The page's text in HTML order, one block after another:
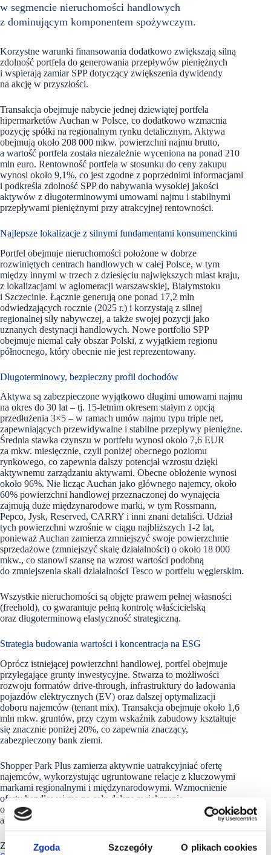
Zgoda Szczegóły O plikach cookies
w segmencie nieruchomości handlowych
z dominującym komponentem spożywczym.
Korzystne warunki finansowania dodatkowo zwiększają silną
zdolność portfela do generowania przepływów pieniężnych
i wspierają zamiar SPP dotyczący zwiększenia dywidendy
na akcję w przyszłości.
Transakcja obejmuje nabycie jednej dziewiątej portfela
hipermarketów Auchan w Polsce, co dodatkowo wzmacnia
pozycję spółki na regionalnym rynku detalicznym. Aktywa
obejmują około 208 000 mkw. powierzchni najmu brutto,
a wartość portfela została niezależnie wyceniona na ponad 210
mln euro. Rentowność portfela w stosunku do ceny zakupu
wynosi około 9,1%, co jest zgodne z poprzednimi informacjami
i podkreśla zdolność SPP do nabywania wysokiej jakości
aktywów z długoterminowymi umowami najmu i stabilnymi
przepływami pieniężnymi przy atrakcyjnej rentowności.
Najlepsze lokalizacje z silnymi fundamentami konsumenckimi
Portfel obejmuje nieruchomości położone w dobrze
rozwiniętych centrach handlowych w całej Polsce, w tym
między innymi w trzech z dziesięciu największych miast kraju,
z lokalizacjami w aglomeracji warszawskiej, Białymstoku
i Szczecinie. Łącznie generują one ponad 17,2 mln
odwiedzających rocznie (2025 r.) i korzystają z silnej
regionalnej siły nabywczej, a także swojej pozycji jako
uznanych destynacji handlowych. Nowe portfolio SPP
obejmuje niemal cały obszar Polski, z wyjątkiem regionu
północnego, który obecnie nie jest reprezentowany.
Długoterminowy, bezpieczny profil dochodów
Aktywa są zabezpieczone wyjątkowo długimi umowami najmu
na okres do 30 lat – tj. 15-letnim okresem stałym z opcją
przedłużenia 3×5 – w ramach umów najmu typu triple net,
zapewniających przewidywalne i stabilne przepływy pieniężne.
Średnia stawka czynszu w portfelu wynosi około 7,6 EUR
za mkw. miesięcznie, czyli poniżej obecnego poziomu
rynkowego, co zapewnia dalszy potencjał wzrostu dzięki
aktywnemu zarządzaniu aktywami. Obecne obłożenie wynosi
około 96%. Nie licząc Auchan jako głównego najemcy, około
60% powierzchni handlowej przeznaczonej do wynajęcia
zajmują duże międzynarodowe marki, w tym Rossmann,
Pepco, Jysk, Reserved, CARRY i inni znani detaliści. Udział
tych powierzchni wzrośnie w ciągu najbliższych 1-2 lat,
ponieważ Auchan zamierza zmniejszyć swoje powierzchnie
sprzedażowe (zmniejszyć skalę działalności) o około 18 000
mkw., co stanowi szansę na wzrost wartości podobną
do zmniejszenia skali działalności Tesco w portfelu węgierskim.
Wszystkie nieruchomości są objęte prawem pełnej własności
(freehold), co gwarantuje pełną kontrolę właścicielską
oraz długoterminową elastyczność strategiczną.
Strategia budowania wartości i koncentracja na ESG
Oprócz istniejącej powierzchni handlowej, portfel obejmuje
przylegające grunty inwestycyjne. Stwarza to możliwości
rozwoju formatów drive-through, infrastruktury do ładowania
pojazdów elektrycznych (EV) oraz dalszej optymalizacji
doboru najemców (tenant mix). Transakcja obejmuje około 1,6
mln mkw. gruntów, przy czym wskaźnik zabudowy kształtuje
się znacznie poniżej 20%, co zapewnia znaczący,
zabezpieczony bank ziemi.
Shopper Park Plus zamierza aktywnie uatrakcyjniać ofertę
najemców, wykorzystując ugruntowane relacje z kluczowymi
markami regionalnymi i międzynarodowymi. Wzmocnienie
oferty handlowej ma na celu dalsze zwiększenie
odwiedzalności (footfall) oraz efektywności operacyjnej
aktywów.
Zrównoważony rozwój pozostaje kluczowym filarem strategii.